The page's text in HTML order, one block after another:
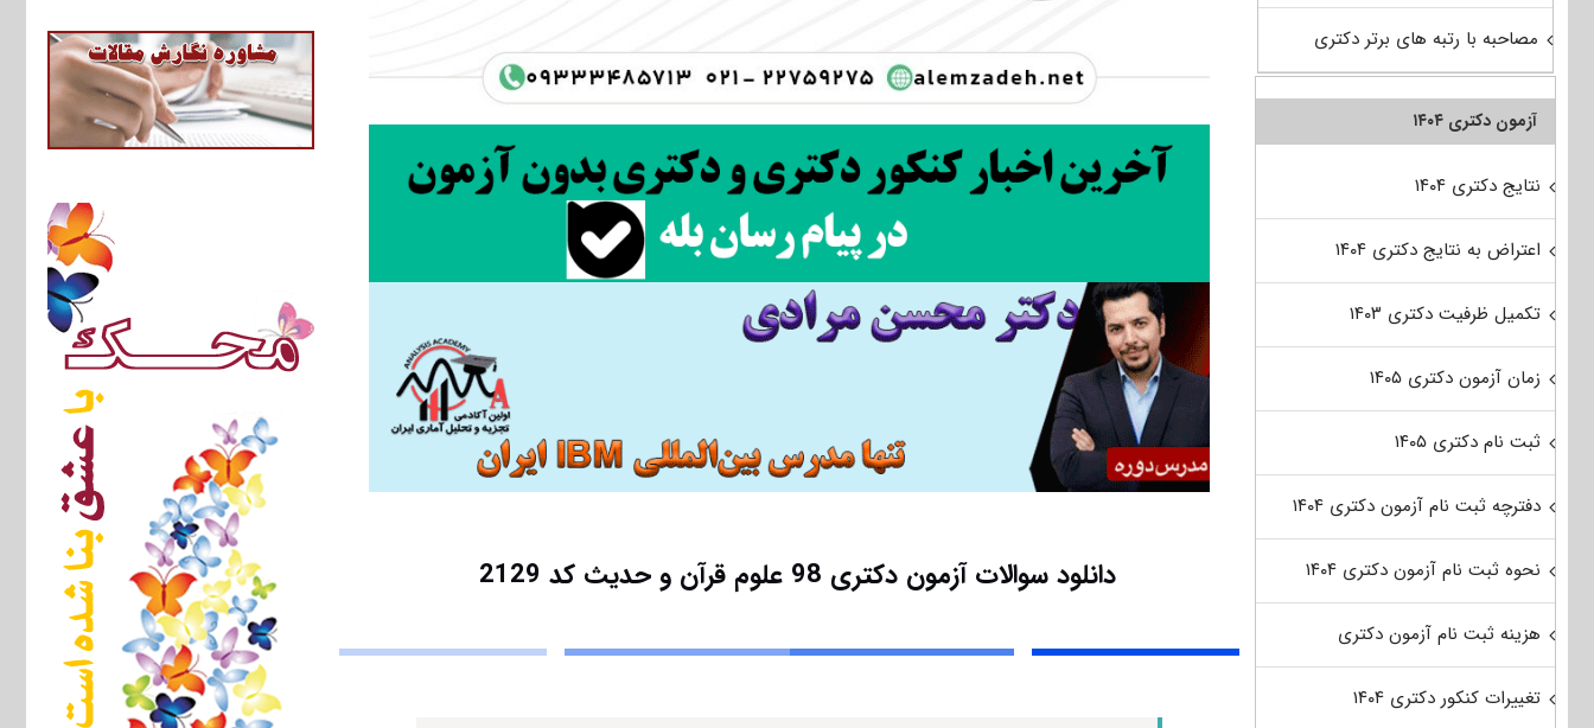
دانلود سوالات آزمون دکتری 98 علوم قرآن و حدیث کد 2129
مصاحبه با رتبه های برتر دکتری
آزمون دکتری ۱۴۰۴
نتایج دکتری ۱۴۰۴
اعتراض به نتایج دکتری ۱۴۰۴
تکمیل ظرفیت دکتری ۱۴۰۳
زمان آزمون دکتری ۱۴۰۵
ثبت نام دکتری ۱۴۰۵
دفترچه ثبت نام آزمون دکتری ۱۴۰۴
نحوه ثبت نام آزمون دکتری ۱۴۰۴
هزینه ثبت نام آزمون دکتری
تغییرات کنکور دکتری ۱۴۰۴